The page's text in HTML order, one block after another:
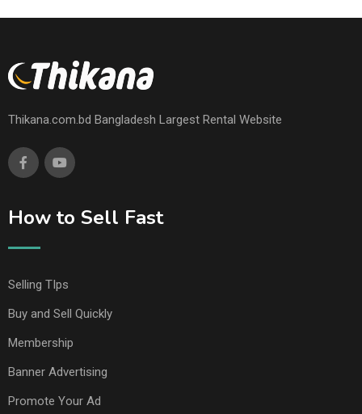
Thikana.com.bd Bangladesh Largest Rental Website
How to Sell Fast
Selling TIps
Buy and Sell Quickly
Membership
Banner Advertising
Promote Your Ad